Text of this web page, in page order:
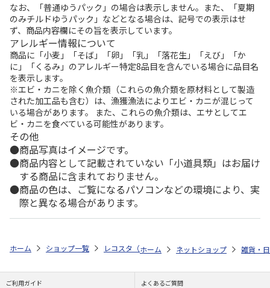
なお、「普通ゆうパック」の場合は表示しません。また、「夏期
のみチルドゆうパック」などとなる場合は、記号での表示はせ
ず、商品内容欄にその旨を表示しています。
アレルギー情報について
商品に「小麦」「そば」「卵」「乳」「落花生」「えび」「か
に」「くるみ」のアレルギー特定8品目を含んでいる場合に品目名
を表示します。
※エビ・カニを除く魚介類（これらの魚介類を原材料として製造
された加工品も含む）は、漁獲漁法によりエビ・カニが混じって
いる場合があります。 また、これらの魚介類は、エサとしてエ
ビ・カニを食べている可能性があります。
その他
商品写真はイメージです。
商品内容として記載されていない「小道具類」はお届け
する商品に含まれておりません。
商品の色は、ご覧になるパソコンなどの環境により、実
際と異なる場合があります。
ホーム ショップ一覧 レコスタ（株式会社電通プロモーション） 『
ホーム ネットショップ 雑貨・
ご利用ガイド よくあるご質問